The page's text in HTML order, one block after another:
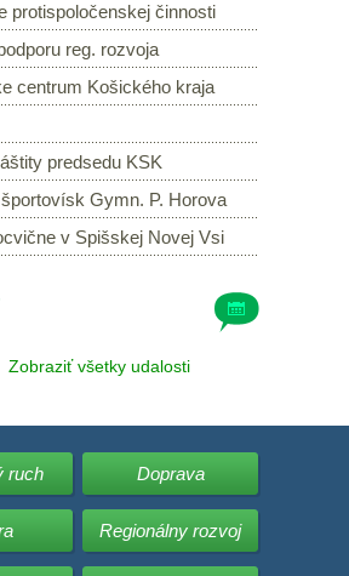
protispoločenskej činnosti
reg. rozvoja
centrum Košického kraja
predsedu KSK
Gymn. P. Horova
v Spišskej Novej Vsi
Zobraziť všetky udalosti
ruch Doprava
Regionálny rozvoj